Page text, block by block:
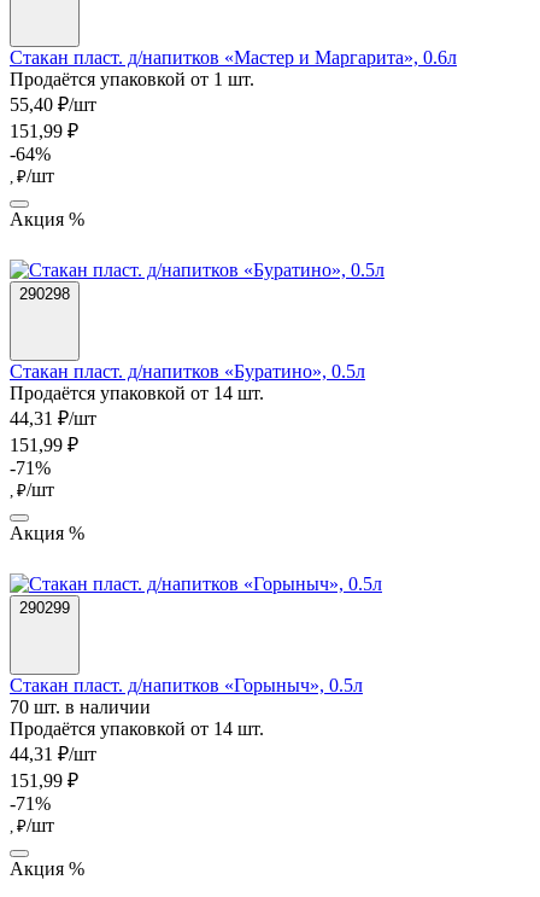
Стакан пласт. д/напитков «Мастер и Маргарита», 0.6л
Продаётся упаковкой от 1 шт.
55,40 ₽/шт
151,99 ₽
-64%
, ₽/шт
Акция %
290298
Стакан пласт. д/напитков «Буратино», 0.5л
Продаётся упаковкой от 14 шт.
44,31 ₽/шт
151,99 ₽
-71%
, ₽/шт
Акция %
290299
Стакан пласт. д/напитков «Горыныч», 0.5л
70 шт. в наличии
Продаётся упаковкой от 14 шт.
44,31 ₽/шт
151,99 ₽
-71%
, ₽/шт
Акция %